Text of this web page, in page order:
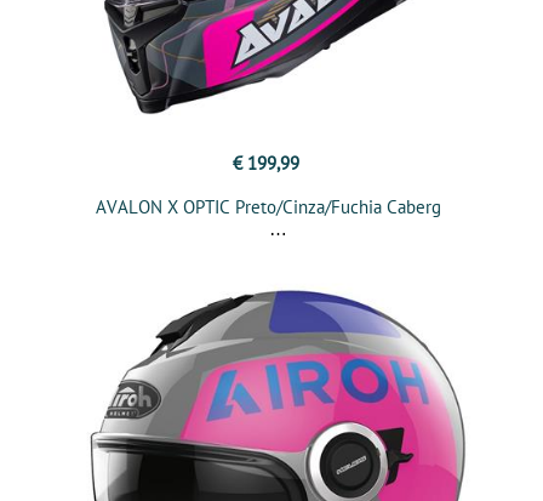
€ 199,99
AVALON X OPTIC Preto/Cinza/Fuchia Caberg